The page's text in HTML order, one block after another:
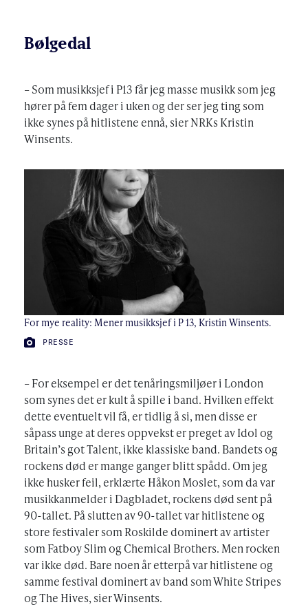
Bølgedal
– Som musikksjef i P13 får jeg masse musikk som jeg
hører på fem dager i uken og der ser jeg ting som
ikke synes på hitlistene ennå, sier NRKs Kristin
Winsents.
For mye reality: Mener musikksjef i P 13, Kristin Winsents.
FOTO:
PRESSE
– For eksempel er det tenåringsmiljøer i London
som synes det er kult å spille i band. Hvilken effekt
dette eventuelt vil få, er tidlig å si, men disse er
såpass unge at deres oppvekst er preget av Idol og
Britain’s got Talent, ikke klassiske band. Bandets og
rockens død er mange ganger blitt spådd. Om jeg
ikke husker feil, erklærte Håkon Moslet, som da var
musikkanmelder i Dagbladet, rockens død sent på
90-tallet. På slutten av 90-tallet var hitlistene og
store festivaler som Roskilde dominert av artister
som Fatboy Slim og Chemical Brothers. Men rocken
var ikke død. Bare noen år etterpå var hitlistene og
samme festival dominert av band som White Stripes
og The Hives, sier Winsents.